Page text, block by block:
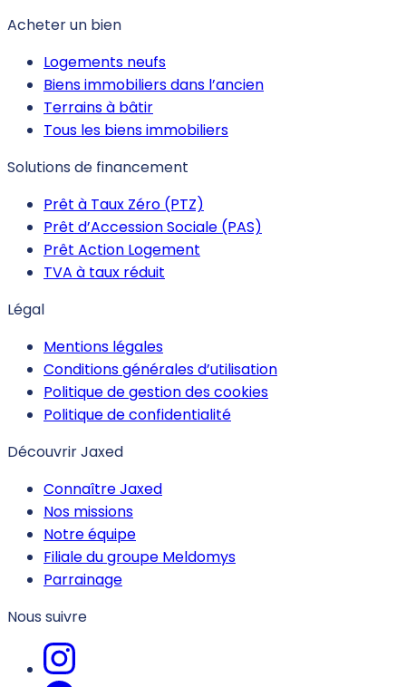
Acheter un bien
Logements neufs
Biens immobiliers dans l’ancien
Terrains à bâtir
Tous les biens immobiliers
Solutions de financement
Prêt à Taux Zéro (PTZ)
Prêt d’Accession Sociale (PAS)
Prêt Action Logement
TVA à taux réduit
Légal
Mentions légales
Conditions générales d’utilisation
Politique de gestion des cookies
Politique de confidentialité
Découvrir Jaxed
Connaître Jaxed
Nos missions
Notre équipe
Filiale du groupe Meldomys
Parrainage
Nous suivre